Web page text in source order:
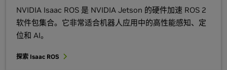
NVIDIA Isaac ROS 是 NVIDIA Jetson 的硬件加速 ROS 2
软件包集合。它非常适合机器人应用中的高性能感知、定
位和 AI。
探索 Isaac ROS